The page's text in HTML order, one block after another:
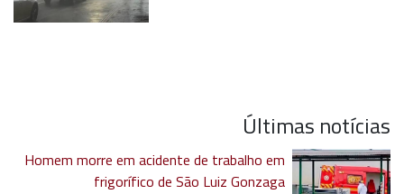
Últimas notícias
Homem morre em acidente de trabalho em
frigorífico de São Luiz Gonzaga